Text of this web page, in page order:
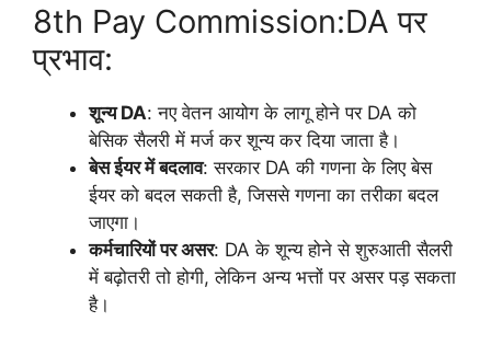
8th Pay Commission:DA पर
प्रभाव:
शून्य DA: नए वेतन आयोग के लागू होने पर DA को
बेसिक सैलरी में मर्ज कर शून्य कर दिया जाता है।
बेस ईयर में बदलाव: सरकार DA की गणना के लिए बेस
ईयर को बदल सकती है, जिससे गणना का तरीका बदल
जाएगा।
कर्मचारियों पर असर: DA के शून्य होने से शुरुआती सैलरी
में बढ़ोतरी तो होगी, लेकिन अन्य भत्तों पर असर पड़ सकता
है।